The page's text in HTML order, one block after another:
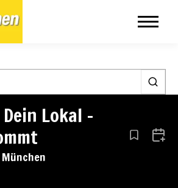
Lokal –
Aus den